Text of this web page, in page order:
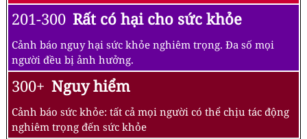
201-300 Rất có hại cho sức khỏe
Cảnh báo nguy hại sức khỏe nghiêm trọng. Đa số mọi
người đều bị ảnh hưởng.
300+ Nguy hiểm
Cảnh báo sức khỏe: tất cả mọi người có thể chịu tác động
nghiêm trọng đến sức khỏe